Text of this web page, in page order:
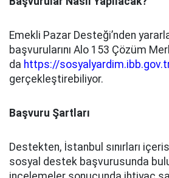
Emekli Pazar Desteği’nden
başvurularını Alo 153 Çözüm
da https://
gerçekleştirebiliyor.
Başvuru Şartları
Destekten, İstanbul sınırları
sosyal destek başvurusunda